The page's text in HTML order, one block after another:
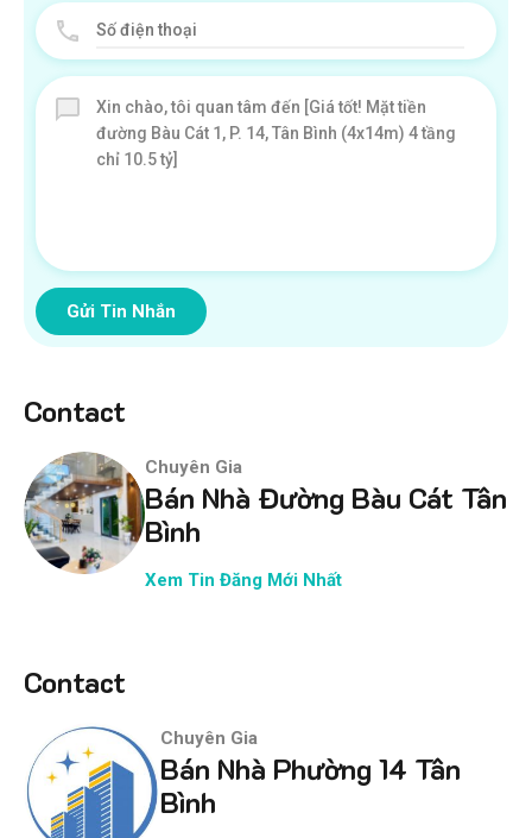
Gửi Tin Nhắn
Contact
Chuyên Gia
Bán Nhà Đường Bàu Cát Tân
Bình
Xem Tin Đăng Mới Nhất
Contact
Chuyên Gia
Bán Nhà Phường 14 Tân
Bình